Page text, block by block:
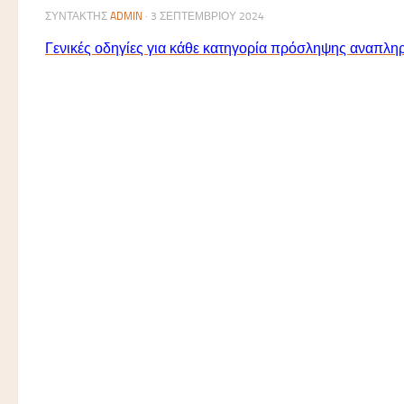
ΣΥΝΤΆΚΤΗΣ ADMIN · 3 ΣΕΠΤΕΜΒΡΊΟΥ 2024
Γενικές οδηγίες για κάθε κατηγορία πρόσληψης